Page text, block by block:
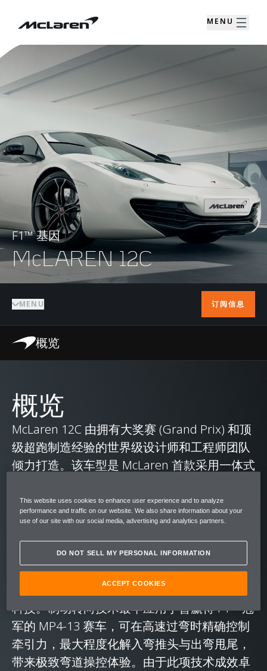
MENU
F1™ 基因
McLAREN 12C
MENU 订阅信息
概览
概览
McLaren 12C 由拥有大奖赛 (Grand Prix) 和顶
级超跑制造经验的世界级设计师和工程师团队
倾力打造。该车型是 McLaren 首款采用一体式
强度与惊人轻量。曾经，我们为 F1 打造碳纤
维底盘需要历经 4000 小时；而二十年后，仅
需 4 小时，就能完成 12C 所使用的 MonoCell
McLaren 12C 同样承袭了我们赛车团队的数字
科技。制动转向技术最早应用于曾赢得 F1™ 冠
军的 MP4-13 赛车，可在高速过弯时精确控制
牵引力，最大程度化解入弯推头与出弯甩尾，
带来极致弯道操控体验。由于此项技术成效卓
This website uses cookies to enhance user experience and to analyze
performance and traffic on our website. We also share information about your
use of our site with our social media, advertising and analytics partners.
DO NOT SELL MY PERSONAL INFORMATION
ACCEPT COOKIES